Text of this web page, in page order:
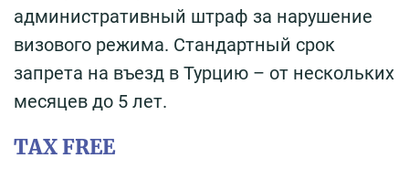
административный штраф за нарушение
визового режима. Стандартный срок
запрета на въезд в Турцию – от нескольких
месяцев до 5 лет.
TAX FREE